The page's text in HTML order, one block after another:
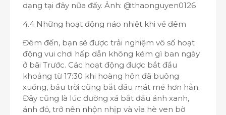
dạng tại đây nữa đấy. Ảnh: @thaonguyen0126
4.4 Những hoạt động náo nhiệt khi về đêm
Đêm đến, bạn sẽ được trải nghiệm vô số hoạt
động vui chơi hấp dẫn không kém gì ban ngày
ở bãi Trước. Các hoạt động được bắt đầu
khoảng từ 17:30 khi hoàng hôn đã buông
xuống, bầu trời cũng bắt đầu mát mẻ hơn hẳn.
Đây cũng là lúc đường xá bắt đầu ánh xanh,
ánh đỏ, trở nên nhộn nhịp và vỉa hè ven bờ